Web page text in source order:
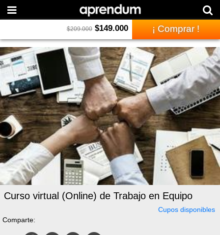
$209.000 $149.000 ¡ Comprar !
Curso virtual (Online) de Trabajo en Equipo
Cupos disponibles
Comparte: